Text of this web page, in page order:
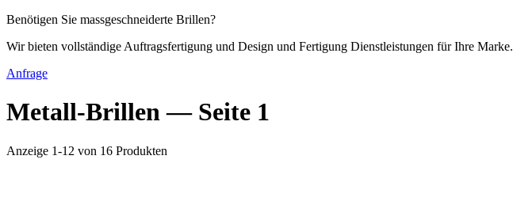
Benötigen Sie massgeschneiderte Brillen?
Wir bieten vollständige Auftragsfertigung und Design und Fertigung Dienstleistungen für Ihre Marke.
Anfrage
Metall-Brillen — Seite 1
Anzeige 1-12 von 16 Produkten